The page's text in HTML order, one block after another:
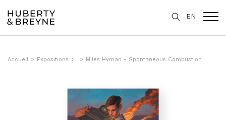
EN
Accueil > Expositions > > Miles Hyman - Spontaneous Combustion